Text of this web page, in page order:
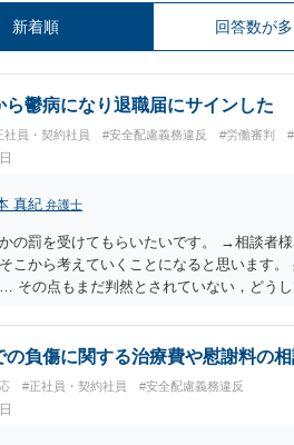
新着順 回答数が
ら鬱病になり退職届にサインした
社員・契約社員 #安全配慮義務違反 #労働審判
真紀 弁護士
の罰を受けてもらいたいです。 →相談者
こから考えていくことになると思います
その点もまだ判然とされていない，どう
の負傷に関する治療費や慰謝料の
#正社員・契約社員 #安全配慮義務違反